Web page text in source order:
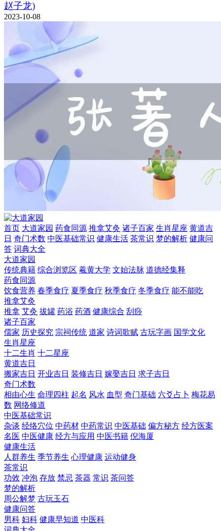
赵子龙)
2023-10-08
首页 大道家园 药食同源 推拿艾灸 诸子百家 生肖星座 黄道吉
日 奇门术数 中医基础常识 健康生活 茶常识 梦的解析 健康问
答 词典大全
大道家园
传统典籍 综合浏览区 羲黄大学 文始法脉 道德经集释
药食同源
饮食营养 春季食疗 夏季食疗 秋季食疗 冬季食疗 能不能吃
推拿艾灸
推拿 艾灸 拔罐 药浴 药酒 健康综合 刮痧
诸子百家
儒家 历史探究 宗祠传统 道家 诗词歌赋 古玩字画 国学文化
生肖星座
十二生肖 十二星座
黄道吉日
搬家吉日 开业吉日 装修吉日 嫁娶吉日 求子吉日
奇门术数
相由心生 命理四柱 起名 风水 血型 奇门基础 六爻占卜 梅花易
数 网络修道
中医基础常识
杂谈 经络穴位 中药材 中药常识 中医基础 偏方秘方 经方医案
名医 中医健康 经方与应用 中医书籍 倪海厦
健康生活
人群养生 季节养生 心理健康 运动健身
茶常识
功效 冲泡 存放 禁忌 茶器 常识 茶问答
梦的解析
周公解梦 古玩玉石
健康问答
男科 妇科 健康早知道 中医科